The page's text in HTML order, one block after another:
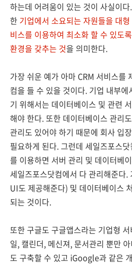
하는데 어려움이 있는 것이 사실이
한 기업에서 소요되는 자원들을 대
비스를 이용하여 최소화 할 수 있도
환경을 갖추는 것을 의미한다.
가장 쉬운 예가 아마 CRM 서비스를
컴을 들 수 있을 것이다. 기업 내부
기 위해서는 데이터베이스 및 관련
해야 한다. 또한 데이터베이스 관리
관리도 있어야 하기 때문에 회사 입
필요하게 된다. 그런데 세일즈포스
를 이용하면 서버 관리 및 데이터베
세일즈포스닷컴에서 다 관리해준다
UI도 제공해준다) 및 데이터베이스
되는 것이다.
또한 구글도 구글앱스라는 기업형
일, 캘린더, 메신져, 문서관리 뿐만
도 구축할 수 있고 iGoogle과 같은